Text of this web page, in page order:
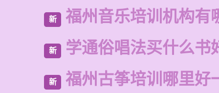
新 福州音乐培训机构有
新 学通俗唱法买什么书
新 福州古筝培训哪里好